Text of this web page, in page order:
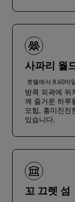
사파리 월
호텔에서 8.60마
방콕 외곽에 위
께 즐거운 하루
모험, 흥미진진
있습니다.
꼬 끄렛 섬